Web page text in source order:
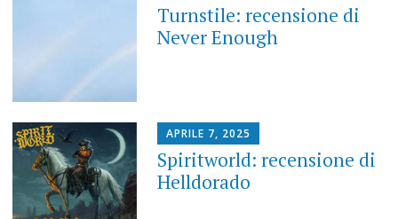
Turnstile: recensione di
Never Enough
APRILE 7, 2025
Spiritworld: recensione di
Helldorado